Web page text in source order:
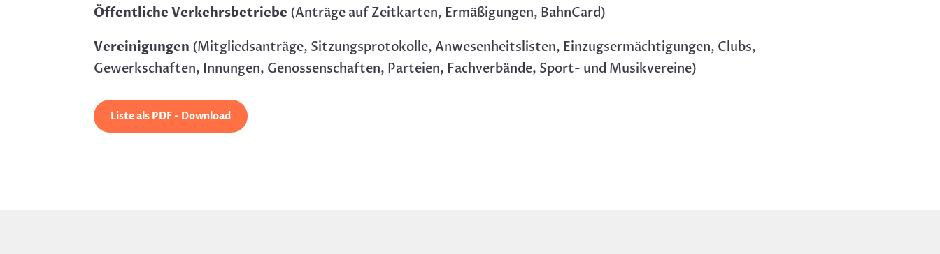
Öffentliche Verkehrsbetriebe (Anträge auf Zeitkarten, Ermäßigungen, BahnCard)
Vereinigungen (Mitgliedsanträge, Sitzungsprotokolle, Anwesenheitslisten, Einzugsermächtigungen, Clubs,
Gewerkschaften, Innungen, Genossenschaften, Parteien, Fachverbände, Sport- und Musikvereine)
Liste als PDF - Download